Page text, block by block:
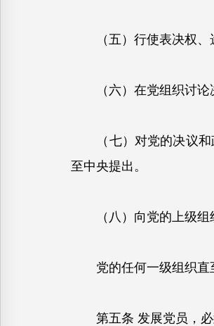
（五）行使表决权、
（六）在党组织讨论决
（七）对党的决议和
至中央提出。
（八）向党的上级组
党的任何一级组织直
第五条 发展党员，必